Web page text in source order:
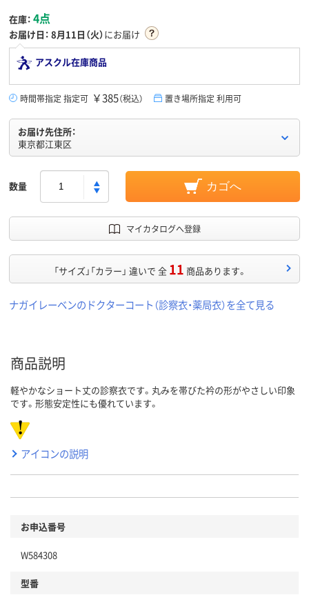
在庫： 4点
お届け日： 8月11日（火）にお届け
アスクル在庫商品
時間帯指定 指定可 ￥385（税込） 置き場所指定 利用可
お届け先住所：
東京都江東区
数量 カゴへ
マイカタログへ登録
「サイズ」「カラー」 違いで 全 11 商品あります。
ナガイレーベンのドクターコート（診察衣・薬局衣）を全て見る
商品説明
軽やかなショート丈の診察衣です。丸みを帯びた衿の形がやさしい印象
です。形態安定性にも優れています。
アイコンの説明
お申込番号
W584308
型番